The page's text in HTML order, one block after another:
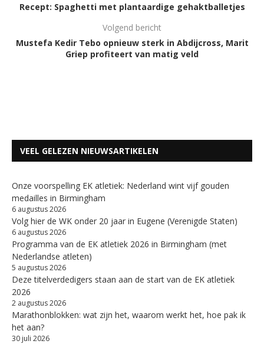
Recept: Spaghetti met plantaardige gehaktballetjes
Volgend bericht
Mustefa Kedir Tebo opnieuw sterk in Abdijcross, Marit
Griep profiteert van matig veld
VEEL GELEZEN NIEUWSARTIKELEN
Onze voorspelling EK atletiek: Nederland wint vijf gouden
medailles in Birmingham
6 augustus 2026
Volg hier de WK onder 20 jaar in Eugene (Verenigde Staten)
6 augustus 2026
Programma van de EK atletiek 2026 in Birmingham (met
Nederlandse atleten)
5 augustus 2026
Deze titelverdedigers staan aan de start van de EK atletiek
2026
2 augustus 2026
Marathonblokken: wat zijn het, waarom werkt het, hoe pak ik
het aan?
30 juli 2026